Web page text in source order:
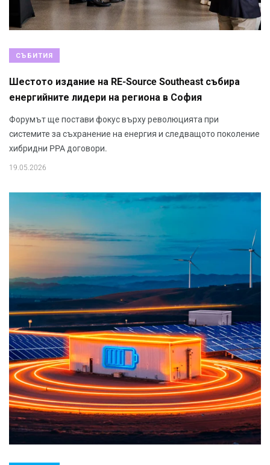
СЪБИТИЯ
Шестото издание на RE-Source Southeast събира
енергийните лидери на региона в София
Форумът ще постави фокус върху революцията при
системите за съхранение на енергия и следващото поколение
хибридни PPA договори.
19.05.2026